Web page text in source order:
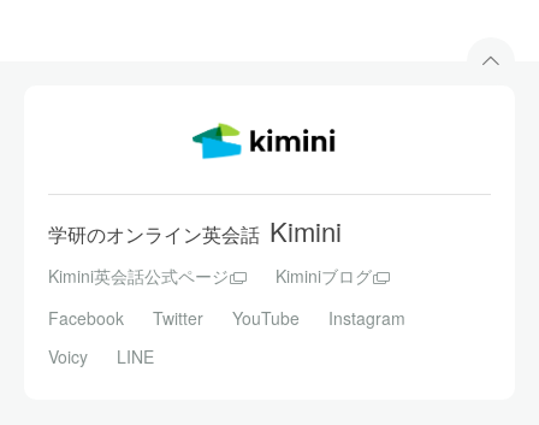
学研のオンライン英会話 Kimini
Kimini英会話公式ページ
Kiminiブログ
Facebook
Twitter YouTube
Instagram
Voicy
LINE